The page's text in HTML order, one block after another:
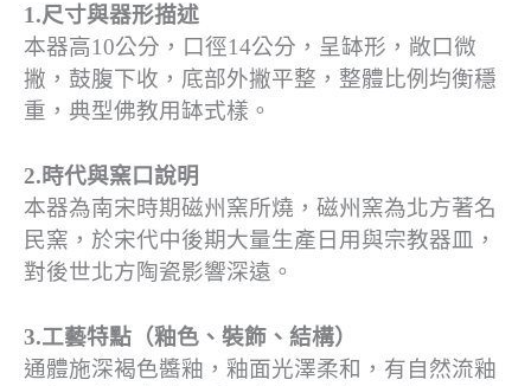
1.尺寸與器形描述
本器高10公分，口徑14公分，呈缽形，敞口微
撇，鼓腹下收，底部外撇平整，整體比例均衡穩
重，典型佛教用缽式樣。
2.時代與窯口說明
本器為南宋時期磁州窯所燒，磁州窯為北方著名
民窯，於宋代中後期大量生產日用與宗教器皿，
對後世北方陶瓷影響深遠。
3.工藝特點（釉色、裝飾、結構）
通體施深褐色醬釉，釉面光澤柔和，有自然流釉